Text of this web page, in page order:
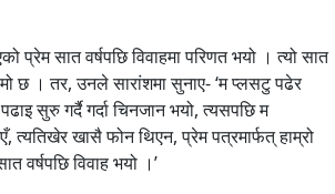
प्रेम सात वर्षपछि विवाहमा परिणत भयो । त्यो सात
छ । तर, उनले सारांशमा सुनाए- ‘म प्लसटु पढेर
सुरु गर्दै गर्दा चिनजान भयो, त्यसपछि म
त्यतिखेर खासै फोन थिएन, प्रेम पत्रमार्फत् हाम्रो
वर्षपछि विवाह भयो ।’